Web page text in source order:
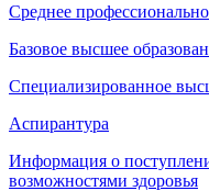
Среднее
Базовое высшее
Специализированное
Аспирантура
Информация о
возможностями здоровья